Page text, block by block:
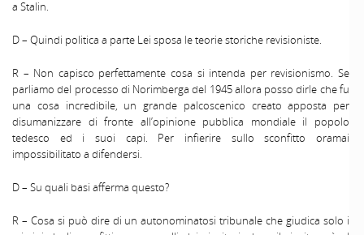
a Stalin.
D – Quindi politica a parte Lei sposa le teorie storiche revisioniste.
R – Non capisco perfettamente cosa si intenda per revisionismo. Se
parliamo del processo di Norimberga del 1945 allora posso dirle che fu
una cosa incredibile, un grande palcoscenico creato apposta per
disumanizzare di fronte all’opinione pubblica mondiale il popolo
tedesco ed i suoi capi. Per infierire sullo sconfitto oramai
impossibilitato a difendersi.
D – Su quali basi afferma questo?
R – Cosa si può dire di un autonominatosi tribunale che giudica solo i